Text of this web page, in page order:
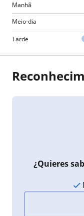
Manhã
Meio-dia
Tarde
¿Quieres